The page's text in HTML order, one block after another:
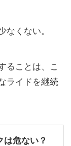
なくない。
ることは、こ
ライドを継続
は危ない？